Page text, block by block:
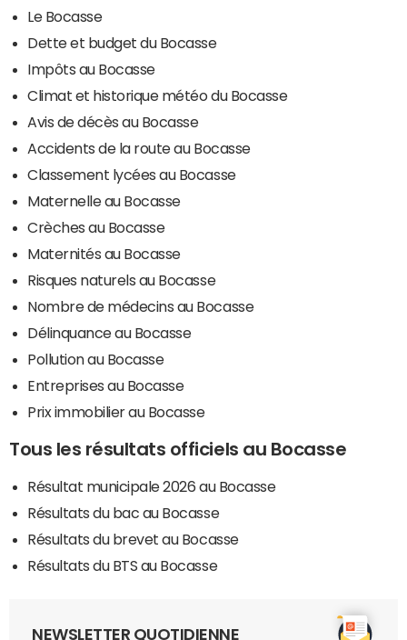
Le Bocasse
Dette et budget du Bocasse
Impôts au Bocasse
Climat et historique météo du Bocasse
Avis de décès au Bocasse
Accidents de la route au Bocasse
Classement lycées au Bocasse
Maternelle au Bocasse
Crèches au Bocasse
Maternités au Bocasse
Risques naturels au Bocasse
Nombre de médecins au Bocasse
Délinquance au Bocasse
Pollution au Bocasse
Entreprises au Bocasse
Prix immobilier au Bocasse
Tous les résultats officiels au Bocasse
Résultat municipale 2026 au Bocasse
Résultats du bac au Bocasse
Résultats du brevet au Bocasse
Résultats du BTS au Bocasse
NEWSLETTER QUOTIDIENNE